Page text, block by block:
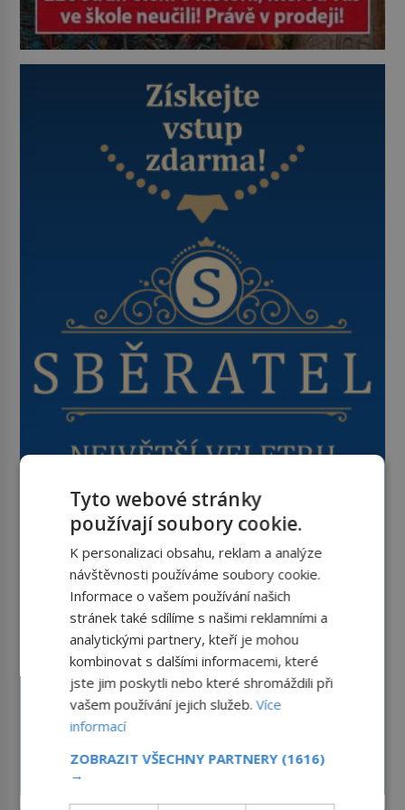
Tyto webové stránky
používají soubory cookie.
K personalizaci obsahu, reklam a analýze
návštěvnosti používáme soubory cookie.
Informace o vašem používání našich
stránek také sdílíme s našimi reklamními a
analytickými partnery, kteří je mohou
kombinovat s dalšími informacemi, které
jste jim poskytli nebo které shromáždili při
vašem používání jejich služeb.Více
informací
ZOBRAZIT VŠECHNY PARTNERY (1616)
→